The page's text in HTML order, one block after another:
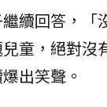
繼續回答，「
童，絕對沒
出笑聲。